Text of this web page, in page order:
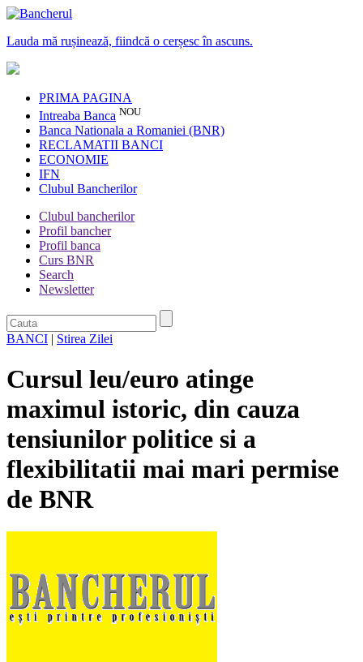
Lauda mă rușinează, fiindcă o cerșesc în ascuns.
PRIMA PAGINA
Intreaba Banca NOU
Banca Nationala a Romaniei (BNR)
RECLAMATII BANCI
ECONOMIE
IFN
Clubul Bancherilor
Clubul bancherilor
Profil bancher
Profil banca
Curs BNR
Search
Newsletter
BANCI | Stirea Zilei
Cursul leu/euro atinge
maximul istoric, din cauza
tensiunilor politice si a
flexibilitatii mai mari permise
de BNR